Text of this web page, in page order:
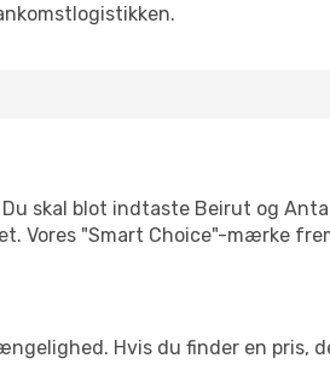
skal blot indtaste Beirut og
Vores "Smart Choice"-mærke
Hvis du finder en pris,